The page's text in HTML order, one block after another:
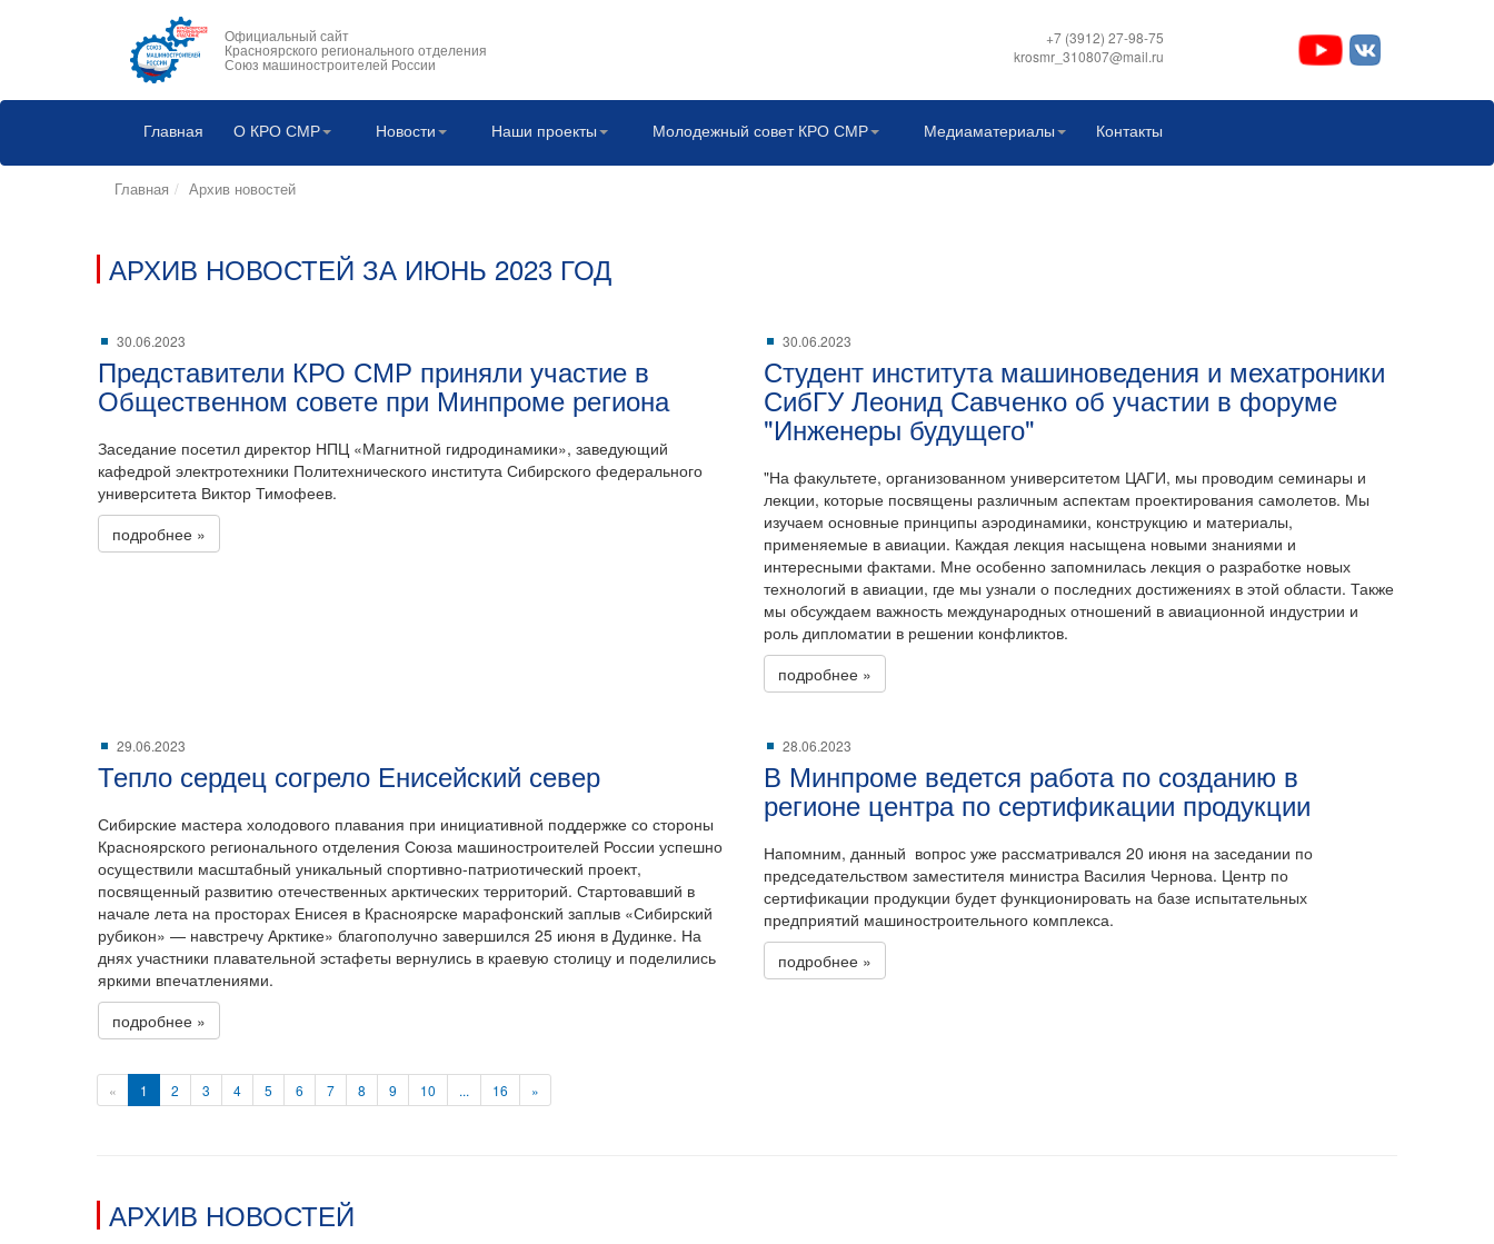
Официальный сайт
Красноярского регионального отделения
Союз машиностроителей России
+7 (3912) 27-98-75
krosmr_310807@mail.ru
Главная О КРО СМР Новости Наши проекты Молодежный совет КРО СМР Медиаматериалы Контакты
Главная Архив новостей
АРХИВ НОВОСТЕЙ ЗА ИЮНЬ 2023 ГОД
30.06.2023
Представители КРО СМР приняли участие в
Общественном совете при Минпроме региона
Заседание посетил директор НПЦ «Магнитной гидродинамики», заведующий
кафедрой электротехники Политехнического института Сибирского федерального
университета Виктор Тимофеев.
подробнее »
30.06.2023
Студент института машиноведения и мехатроники
СибГУ Леонид Савченко об участии в форуме
"Инженеры будущего"
"На факультете, организованном университетом ЦАГИ, мы проводим семинары и
лекции, которые посвящены различным аспектам проектирования самолетов. Мы
изучаем основные принципы аэродинамики, конструкцию и материалы,
применяемые в авиации. Каждая лекция насыщена новыми знаниями и
интересными фактами. Мне особенно запомнилась лекция о разработке новых
технологий в авиации, где мы узнали о последних достижениях в этой области. Также
мы обсуждаем важность международных отношений в авиационной индустрии и
роль дипломатии в решении конфликтов.
подробнее »
29.06.2023
Тепло сердец согрело Енисейский север
Сибирские мастера холодового плавания при инициативной поддержке со стороны
Красноярского регионального отделения Союза машиностроителей России успешно
осуществили масштабный уникальный спортивно-патриотический проект,
посвященный развитию отечественных арктических территорий. Стартовавший в
начале лета на просторах Енисея в Красноярске марафонский заплыв «Сибирский
рубикон» — навстречу Арктике» благополучно завершился 25 июня в Дудинке. На
днях участники плавательной эстафеты вернулись в краевую столицу и поделились
яркими впечатлениями.
подробнее »
28.06.2023
В Минпроме ведется работа по созданию в
регионе центра по сертификации продукции
Напомним, данный вопрос уже рассматривался 20 июня на заседании по
председательством заместителя министра Василия Чернова. Центр по
сертификации продукции будет функционировать на базе испытательных
предприятий машиностроительного комплекса.
подробнее »
« 1 2 3 4 5 6 7 8 9 10 ... 16 »
АРХИВ НОВОСТЕЙ